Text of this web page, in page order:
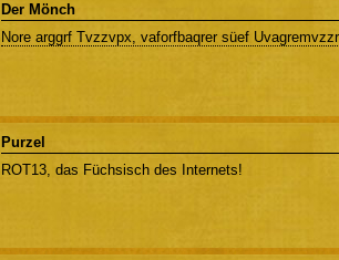
Der Mönch
Nore arggrf Tvzzvpx, vaforfbaqrer süef
Purzel
ROT13, das Füchsisch des Internets!